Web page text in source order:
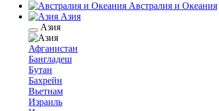
Австралия и Океания
Азия
Азия
Афганистан
Бангладеш
Бутан
Бахрейн
Вьетнам
Израиль